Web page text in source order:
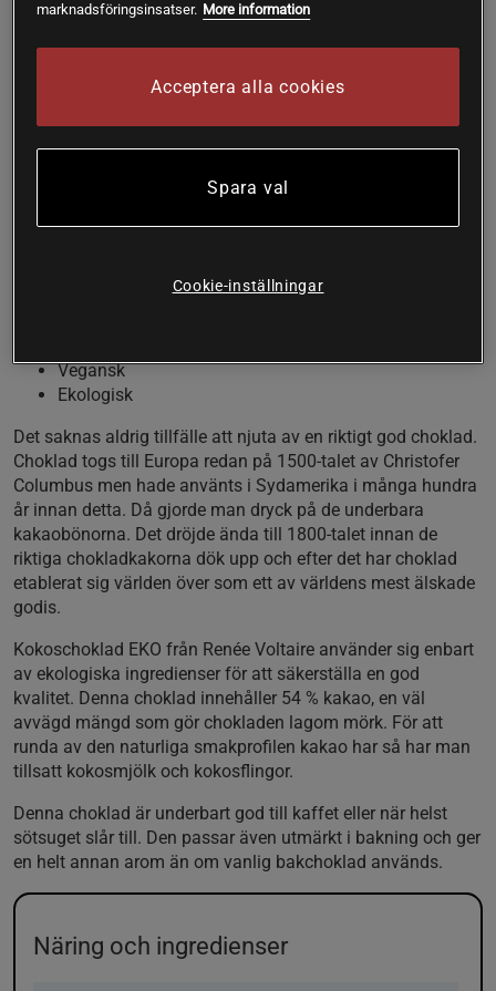
Kokoschoklad EKO är en delikat och spännande choklad
med en kakaohalt på minst 54 %. Den innehåller
smakvariation. Denna choklad är både vegansk och
ekologisk och passar lika bra i bakning som att ätas som
den är.
100% ekologisk choklad med kokosmjölk. Kan ätas som
choklad med kokosmjölk, kokosflingor och kokossocker.
Vegansk
Ekologisk
Det saknas aldrig tillfälle att njuta av en riktigt god choklad.
Choklad togs till Europa redan på 1500-talet av Christofer
Columbus men hade använts i Sydamerika i många hundra
år innan detta. Då gjorde man dryck på de underbara
kakaobönorna. Det dröjde ända till 1800-talet innan de
riktiga chokladkakorna dök upp och efter det har choklad
etablerat sig världen över som ett av världens mest älskade
godis.
Kokoschoklad EKO från Renée Voltaire använder sig enbart
av ekologiska ingredienser för att säkerställa en god
kvalitet. Denna choklad innehåller 54 % kakao, en väl
avvägd mängd som gör chokladen lagom mörk. För att
runda av den naturliga smakprofilen kakao har så har man
tillsatt kokosmjölk och kokosflingor.
Denna choklad är underbart god till kaffet eller när helst
sötsuget slår till. Den passar även utmärkt i bakning och ger
en helt annan arom än om vanlig bakchoklad används.
Näring och ingredienser
marknadsföringsinsatser. More information
Acceptera alla cookies
Spara val
Cookie-inställningar